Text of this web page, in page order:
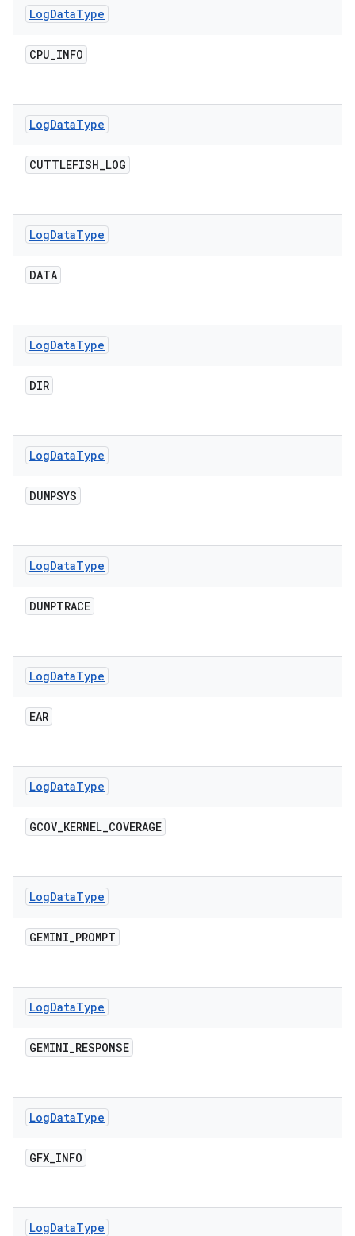
LogDataType
CPU_INFO
LogDataType
CUTTLEFISH_LOG
LogDataType
DATA
LogDataType
DIR
LogDataType
DUMPSYS
LogDataType
DUMPTRACE
LogDataType
EAR
LogDataType
GCOV_KERNEL_COVERAGE
LogDataType
GEMINI_PROMPT
LogDataType
GEMINI_RESPONSE
LogDataType
GFX_INFO
LogDataType